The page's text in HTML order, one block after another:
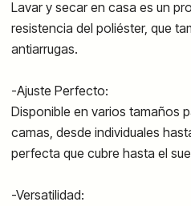
Lavar y secar en casa es un
resistencia del poliéster, que
antiarrugas.
-Ajuste Perfecto:
Disponible en varios tamaños
camas, desde individuales
perfecta que cubre hasta el
-Versatilidad: